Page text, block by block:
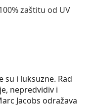
zaštitu od UV
su i luksuzne. Rad
nepredvidiv i
Jacobs odražava